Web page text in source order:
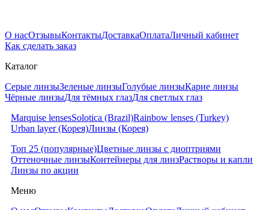
О насОтзывыКонтактыДоставкаОплатаЛичный кабинет
Как сделать заказ
Каталог
Серые линзыЗеленые линзыГолубые линзыКарие линзы
Чёрные линзыДля тёмных глазДля светлых глаз
Marquise lensesSolotica (Brazil)Rainbow lenses (Turkey)
Urban layer (Корея)Линзы (Корея)
Топ 25 (популярные)Цветные линзы с диоптриями
Оттеночные линзыКонтейнеры для линзРастворы и капли
Линзы по акции
Меню